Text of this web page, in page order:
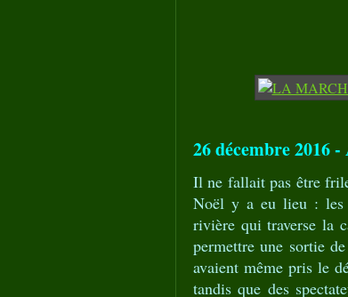
26 décembre 2016
Il ne fallait pas être
Noël y a eu lieu : les
rivière qui traverse la
permettre une sortie
avaient même pris le
tandis que des